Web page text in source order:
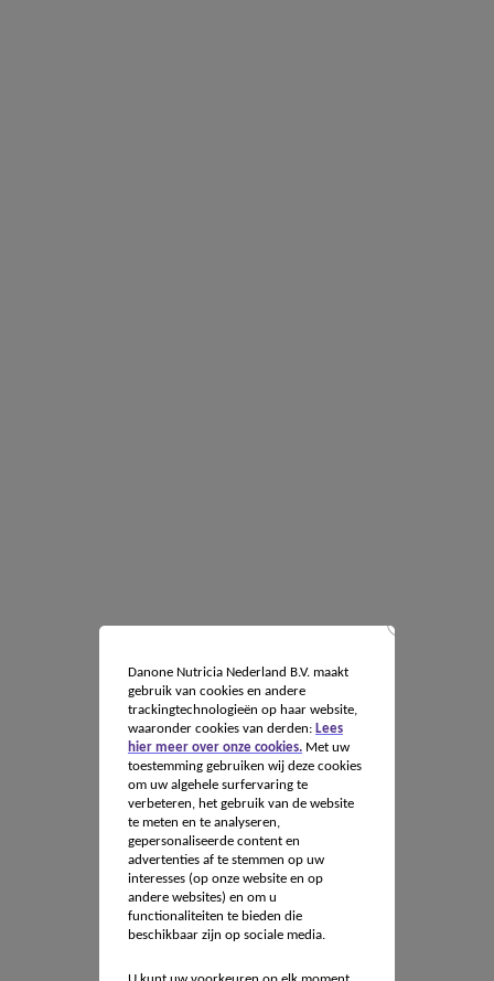
Danone Nutricia Nederland B.V. maakt
gebruik van cookies en andere
trackingtechnologieën op haar website,
waaronder cookies van derden: Lees
hier meer over onze cookies.Met uw
toestemming gebruiken wij deze cookies
om uw algehele surfervaring te
verbeteren, het gebruik van de website
te meten en te analyseren,
gepersonaliseerde content en
advertenties af te stemmen op uw
interesses (op onze website en op
andere websites) en om u
functionaliteiten te bieden die
beschikbaar zijn op sociale media.